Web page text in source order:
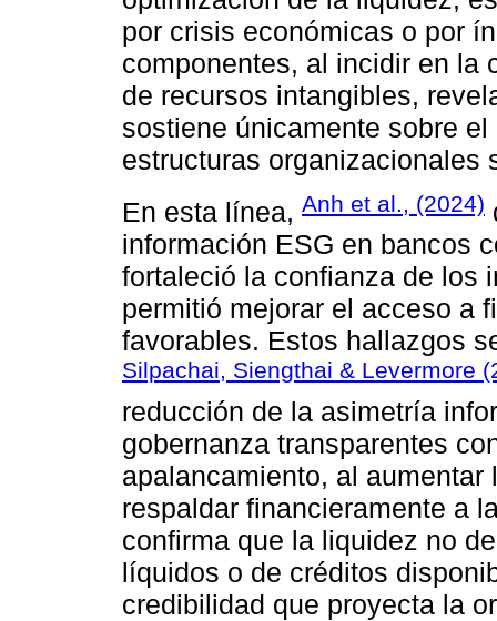
por crisis económicas o por
componentes, al incidir en la
de recursos intangibles,
sostiene únicamente sobre
estructuras organizacionales
En esta línea, Anh et al., (2024)
información ESG en bancos
fortaleció la confianza de los
permitió mejorar el acceso a
favorables. Estos hallazgos
Silpachai, Siengthai & Levermore
reducción de la asimetría
gobernanza transparentes
apalancamiento, al
respaldar financieramente a
confirma que la liquidez no
líquidos o de créditos
credibilidad que proyecta la